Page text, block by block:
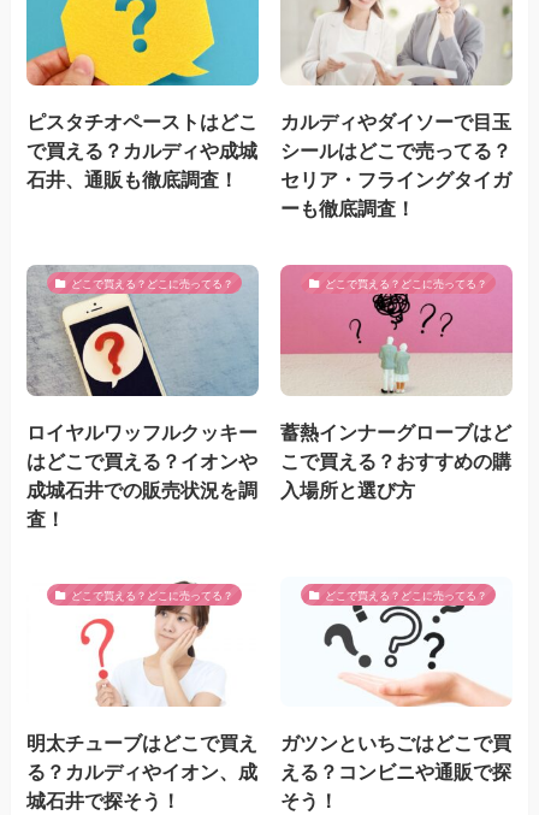
ピスタチオペーストはどこ
で買える？カルディや成城
石井、通販も徹底調査！
カルディやダイソーで目玉
シールはどこで売ってる？
セリア・フライングタイガ
ーも徹底調査！
どこで買える？どこに売ってる？
ロイヤルワッフルクッキー
はどこで買える？イオンや
成城石井での販売状況を調
査！
どこで買える？どこに売ってる？
蓄熱インナーグローブはど
こで買える？おすすめの購
入場所と選び方
どこで買える？どこに売ってる？
明太チューブはどこで買え
る？カルディやイオン、成
城石井で探そう！
どこで買える？どこに売ってる？
ガツンといちごはどこで買
える？コンビニや通販で探
そう！